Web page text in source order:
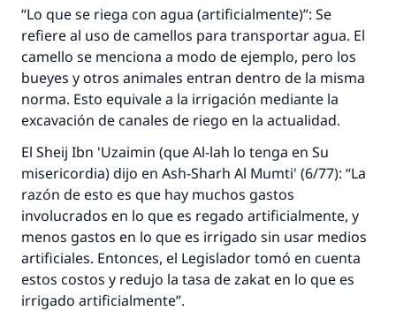
“Lo que se riega con agua (artificialmente)”: Se
refiere al uso de camellos para transportar agua. El
camello se menciona a modo de ejemplo, pero los
bueyes y otros animales entran dentro de la misma
norma. Esto equivale a la irrigación mediante la
excavación de canales de riego en la actualidad.
El Sheij Ibn 'Uzaimin (que Al-lah lo tenga en Su
misericordia) dijo en Ash-Sharh Al Mumti' (6/77): “La
razón de esto es que hay muchos gastos
involucrados en lo que es regado artificialmente, y
menos gastos en lo que es irrigado sin usar medios
artificiales. Entonces, el Legislador tomó en cuenta
estos costos y redujo la tasa dezakat en lo que es
irrigado artificialmente”.